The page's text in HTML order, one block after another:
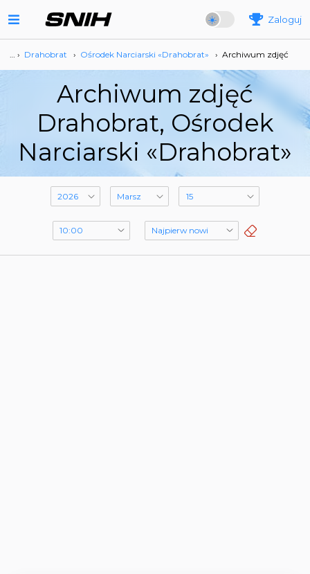
Zaloguj
… › Drahobrat › Ośrodek Narciarski «Drahobrat» › Archiwum zdjęć
Archiwum zdjęć
Drahobrat, Ośrodek
Narciarski «Drahobrat»